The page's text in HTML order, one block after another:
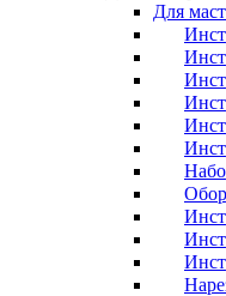
Для